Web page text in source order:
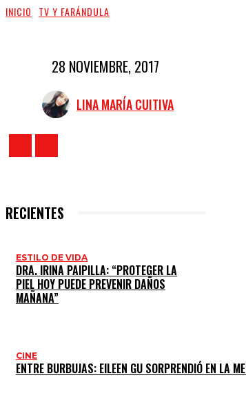
INICIO TV Y FARÁNDULA
28 NOVIEMBRE, 2017
LINA MARÍA CUITIVA
RECIENTES
ESTILO DE VIDA
DRA. IRINA PAIPILLA: “PROTEGER LA
PIEL HOY PUEDE PREVENIR DAÑOS
MAÑANA”
CINE
ENTRE BURBUJAS: EILEEN GU SORPRENDIÓ EN LA